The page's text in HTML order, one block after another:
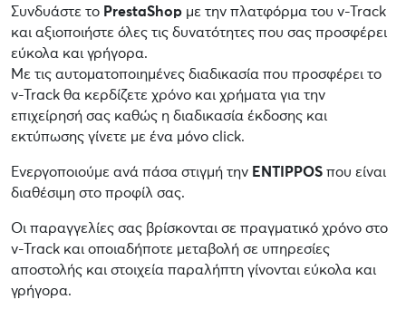
Συνδυάστε το PrestaShop με την πλατφόρμα του v-Track
και αξιοποιήστε όλες τις δυνατότητες που σας προσφέρει
εύκολα και γρήγορα.
Με τις αυτοματοποιημένες διαδικασία που προσφέρει το
v-Track θα κερδίζετε χρόνο και χρήματα για την
επιχείρησή σας καθώς η διαδικασία έκδοσης και
εκτύπωσης γίνετε με ένα μόνο click.
Ενεργοποιούμε ανά πάσα στιγμή την ENTIPPOS που είναι
διαθέσιμη στο προφίλ σας.
Οι παραγγελίες σας βρίσκονται σε πραγματικό χρόνο στο
v-Track και οποιαδήποτε μεταβολή σε υπηρεσίες
αποστολής και στοιχεία παραλήπτη γίνονται εύκολα και
γρήγορα.